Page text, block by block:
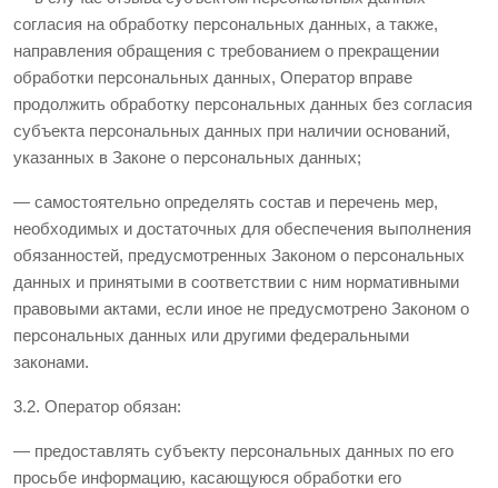
согласия на обработку персональных данных, а также,
направления обращения с требованием о прекращении
обработки персональных данных, Оператор вправе
продолжить обработку персональных данных без согласия
субъекта персональных данных при наличии оснований,
указанных в Законе о персональных данных;
— самостоятельно определять состав и перечень мер,
необходимых и достаточных для обеспечения выполнения
обязанностей, предусмотренных Законом о персональных
данных и принятыми в соответствии с ним нормативными
правовыми актами, если иное не предусмотрено Законом о
персональных данных или другими федеральными
законами.
3.2. Оператор обязан:
— предоставлять субъекту персональных данных по его
просьбе информацию, касающуюся обработки его